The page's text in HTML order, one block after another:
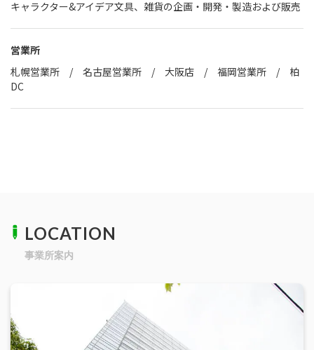
キャラクター&アイデア文具、雑貨の企画・開発・製造および販売
営業所
札幌営業所 / 名古屋営業所 / 大阪店 / 福岡営業所 / 柏
DC
LOCATION
事業所案内